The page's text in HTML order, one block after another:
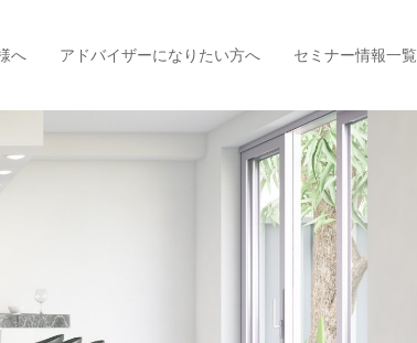
へ アドバイザーになりたい方へ セミナー情報一覧